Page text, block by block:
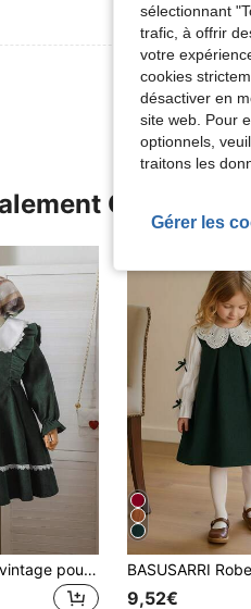
Voir Plus
Consultés
SHEIN Robe verte vintage pour jeune fille, cette robe verte pour jeune fille, avec son ton frais et son design raffiné, offre un choix de tenue élégant et adorable pour les petites filles. La robe combine un col claudine blanc, une bordure à volants et une décoration de bas avec un motif floral, avec un style global chaud et élégant, convenant pour un port casual quotidien, des sorties en extérieur, des activités de plein air, et adaptée pour les saisons d'automne et d'hiver
9,52€
sélectionnant
trafic, à offrir
votre
cookies
désactiver en
site web. Pour
optionnels,
traitons les
Gérer les